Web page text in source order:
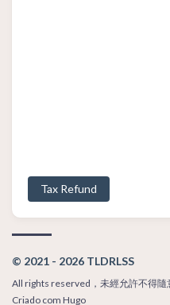
Tax Refund
© 2021 - 2026 TLDRLSS
All rights reserved，未經允許不得隨
Criado com Hugo